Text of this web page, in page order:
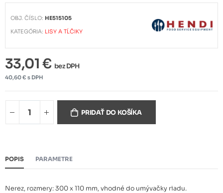
OBJ. ČÍSLO: HE515105
KATEGÓRIA: LISY A TĹČIKY
33,01 € bez DPH
40,60 € s DPH
PRIDAŤ DO KOŠÍKA
POPIS PARAMETRE
Nerez, rozmery: 300 x 110 mm, vhodné do umývačky riadu.